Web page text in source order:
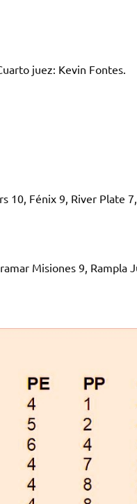
juez: Kevin Fontes.
10, Fénix 9, River Plate
Misiones 9, Rampla